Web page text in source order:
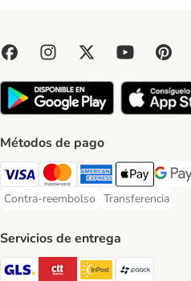
Métodos de pago
Visa Payment Method
Mastercard Payment Method
American Express
Apple PayGoogle
Contra-reembolso
Contra-reembolso Payment Method
Transferencia
Transferencia
Servicios de entrega
GLS Shipping Method
CTTExpress Shipping
InPostpaack